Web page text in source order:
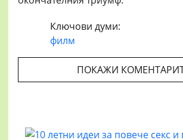
Ключови думи:
филм
ПОКАЖИ